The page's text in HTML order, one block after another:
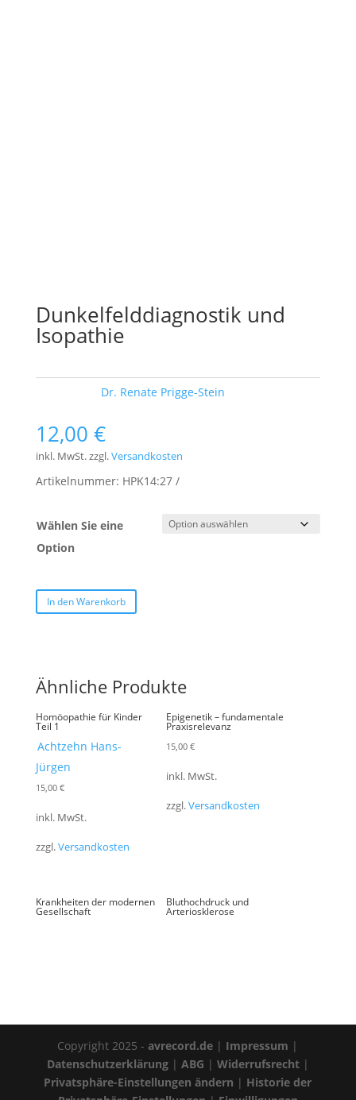
Dunkelfelddiagnostik und
Isopathie
Dr. Renate Prigge-Stein
12,00 €
inkl. MwSt.zzgl.Versandkosten
Artikelnummer: HPK14:27
Wählen Sie eine
Option
In den Warenkorb
Ähnliche Produkte
Homöopathie für Kinder
Teil 1
Achtzehn Hans-
Jürgen
15,00 €
inkl. MwSt.
zzgl.Versandkosten
Epigenetik – fundamentale
Praxisrelevanz
15,00 €
inkl. MwSt.
zzgl.Versandkosten
Krankheiten der modernen
Gesellschaft
Bluthochdruck und
Arteriosklerose
Copyright 2025 -avrecord.de | Impressum |
Datenschutzerklärung| ABG | Widerrufsrecht|
Privatsphäre-Einstellungen ändern | Historie der